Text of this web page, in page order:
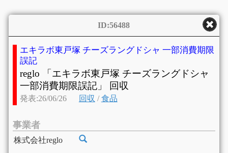
ID:56488
エキラボ東戸塚 チーズラングドシャ 一部消費期限
誤記
reglo 「エキラボ東戸塚 チーズラングドシャ
一部消費期限誤記」 回収
発表:26/06/26 回収 /食品
事業者
株式会社reglo